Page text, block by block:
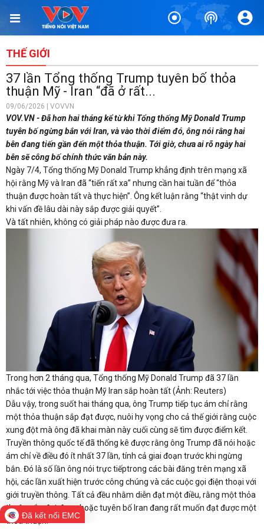
THẾ GIỚI
37 lần Tổng thống Trump tuyên bố thỏa
thuận Mỹ - Iran “đã ở rất...
09/06/2026 | VOVVN
VOV.VN - Đã hơn hai tháng kể từ khi Tổng thống Mỹ Donald Trump
tuyên bố ngừng bắn với Iran, và vào thời điểm đó, ông nói rằng hai
bên đang tiến gần đến một thỏa thuận. Tới giờ, chưa ai rõ ngày hai
bên sẽ công bố chính thức văn bản này.
Ngày 7/4, Tổng thống Mỹ Donald Trump khẳng định trên mạng xã
hội rằng Mỹ và Iran đã “tiến rất xa” nhưng cần hai tuần để “thỏa
thuận được hoàn tất và thực hiện”. Ông kết luận rằng “thật vinh dự
khi vấn đề lâu dài này sắp được giải quyết”.
Và tất nhiên, không có giải pháp nào được đưa ra.
Trong hơn 2 tháng qua, Tổng thống Mỹ Donald Trump đã 37 lần
nhắc tới việc thỏa thuận Mỹ Iran sắp hoàn tất (Ảnh: Reuters)
Dẫu vậy, trong suốt hai tháng qua, ông Trump tiếp tục ám chỉ rằng
một thỏa thuận sắp đạt được, nuôi hy vọng cho cả thế giới rằng cuộc
xung đột mà ông đã khai màn này cuối cùng sẽ tìm được điểm kết.
Truyền thông quốc tế đã thống kê được rằng ông Trump đã nói hoặc
ám chỉ về điều đó ít nhất 37 lần, tính cả giai đoạn trước khi ngừng
bắn. Đó là số lần ông nói trực tiếptrong các bài đăng trên mạng xã
hội, các lần xuất hiện trước công chúng và các cuộc gọi điện thoại với
giới truyền thông. Tất cả đều nhằm diễn đạt một điều, rằng một thỏa
thuận sắp đạt được hoặc tuyên bố Iran đang rất muốn đạt được một
thỏa thuận.
Đã kết nối EMC